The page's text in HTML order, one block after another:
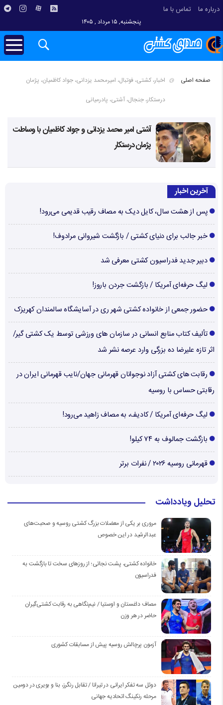
درباره ما تماس با ما
پنجشنبه, ۱۵ مرداد , ۱۴۰۵
صفحه اصلی
اخبار، کشتی، فوتبال، امیرمحمد یزدانی، جواد کاظمیان، پژمان
درستکار، جنجال، آشتی، پادرمیانی
آشتی امیر محمد یزدانی و جواد کاظمیان با وساطت
پژمان درستکار
آخرین اخبار
پس از هشت سال، کایل دیک به مصاف رقیب قدیمی می‌رود!
خبر جالب برای دنیای کشتی / بازگشت شیروانی مرادوف!
دبیر جدید فدراسیون کشتی معرفی شد
لیگ حرفه‌ای آمریکا / بازگشت جردن باروز!
حضور جمعی از خانواده کشتی شهر ری در آسایشگاه سالمندان کهریزک
تألیف کتاب منابع انسانی در سازمان های ورزشی توسط یک کشتی گیر/
اثر تازه علیرضا ده بزرگی وارد عرصه نشر شد
رقابت های کشتی آزاد نوجوانان قهرمانی جهان/نایب قهرمانی ایران در
رقابتی حساس با روسیه
لیگ حرفه‌ای آمریکا / کادیف، به مصاف زاهید می‌رود!
بازگشت جمالوف به ۷۴ کیلو!
قهرمانی روسیه ۲۰۲۶ / نفرات برتر
تحلیل ویادداشت
مروری بر یکی از معضلات بزرگ کشتی روسیه و صحبت‌های
عبدالرشید در این خصوص
خانواده کشتی، پشت نجاتی؛ از روزهای سخت تا بازگشت به
فدراسیون
مصاف داغستان و اوستیا / نیم‌نگاهی به رقابت کشتی‌گیران
حاضر در هر وزن
آزمون پرچالش روسیه پیش از مسابقات کشوری
دوئل سه تفکر ایرانی در تیرانا / تقابل رنگرز، بنا و بویری در دومین
مرحله رنکینگ اتحادیه جهانی